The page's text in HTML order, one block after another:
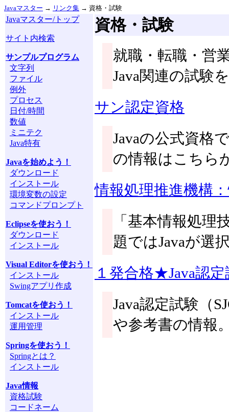
Javaマスター → リンク集 → 資格・試験
Javaマスター/トップ
サイト内検索
サンプルプログラム
文字列
ファイル
例外
プロセス
日付/時間
数値
ミニテク
Java特有
Javaを始めよう！
ダウンロード
インストール
環境変数の設定
コマンドプロンプト
Eclipseを使おう！
ダウンロード
インストール
Visual Editorを使おう！
インストール
Swingアプリ作成
Tomcatを使おう！
インストール
運用管理
Springを使おう！
Springとは？
インストール
Java情報
資格試験
コードネーム
資格・試験
就職・転職・営
Java関連の試験
サン認定資格
Javaの公式資格
の情報はこちら
情報処理推進機構
「基本情報処
題ではJavaが選
１発合格★Java認定
Java認定試験（
や参考書の情報